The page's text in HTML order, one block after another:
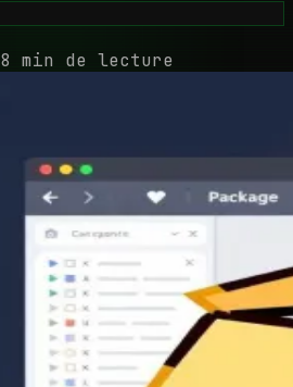
8 min de lecture